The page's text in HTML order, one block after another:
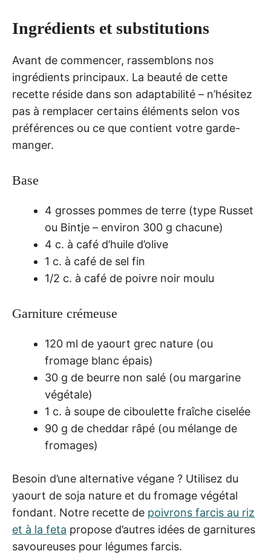
Ingrédients et substitutions
Avant de commencer, rassemblons nos
ingrédients principaux. La beauté de cette
recette réside dans son adaptabilité – n’hésitez
pas à remplacer certains éléments selon vos
préférences ou ce que contient votre garde-
manger.
Base
4 grosses pommes de terre (type Russet
ou Bintje – environ 300 g chacune)
4 c. à café d’huile d’olive
1 c. à café de sel fin
1/2 c. à café de poivre noir moulu
Garniture crémeuse
120 ml de yaourt grec nature (ou
fromage blanc épais)
30 g de beurre non salé (ou margarine
végétale)
1 c. à soupe de ciboulette fraîche ciselée
90 g de cheddar râpé (ou mélange de
fromages)
Besoin d’une alternative végane ? Utilisez du
yaourt de soja nature et du fromage végétal
fondant. Notre recette de poivrons farcis au riz
et à la feta propose d’autres idées de garnitures
savoureuses pour légumes farcis.